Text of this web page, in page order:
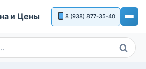
и Цены 8 (938) 877-35-40
Поиск